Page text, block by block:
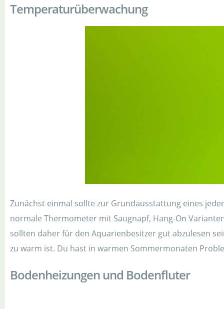
Temperaturüberwachung
Zunächst einmal sollte zur Grundausstattung eines
normale Thermometer mit Saugnapf, Hang-On
sollten daher für den Aquarienbesitzer gut abzulesen
zu warm ist. Du hast in warmen Sommermonaten
Bodenheizungen und Bodenfluter